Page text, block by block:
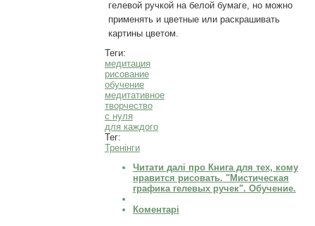
гелевой ручкой на белой бумаге, но можно
применять и цветные или раскрашивать
картины цветом.
Теги:
медитация
рисование
обучение
медитативное
творчество
с нуля
для каждого
Тег:
Тренінги
Читати далі про Книга для тех, кому
нравится рисовать. "Мистическая
графика гелевых ручек". Обучение.
Коментарі